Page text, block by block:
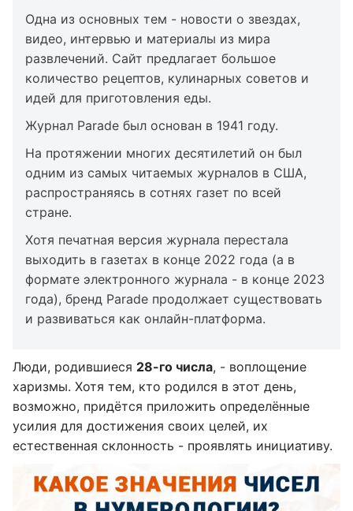
Одна из основных тем - новости о звездах,
видео, интервью и материалы из мира
развлечений. Сайт предлагает большое
количество рецептов, кулинарных советов и
идей для приготовления еды.
Журнал Parade был основан в 1941 году.
На протяжении многих десятилетий он был
одним из самых читаемых журналов в США,
распространяясь в сотнях газет по всей
стране.
Хотя печатная версия журнала перестала
выходить в газетах в конце 2022 года (а в
формате электронного журнала - в конце 2023
года), бренд Parade продолжает существовать
и развиваться как онлайн-платформа.
Люди, родившиеся 28-го числа, - воплощение
харизмы. Хотя тем, кто родился в этот день,
возможно, придётся приложить определённые
усилия для достижения своих целей, их
естественная склонность - проявлять инициативу.